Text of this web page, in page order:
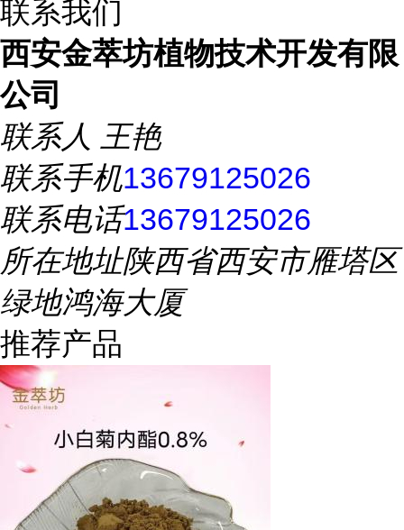
联系我们
西安金萃坊植物技术开发有限
公司
联系人 王艳
联系手机13679125026
联系电话13679125026
所在地址陕西省西安市雁塔区
绿地鸿海大厦
推荐产品